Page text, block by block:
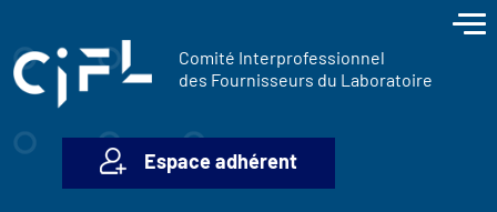
Comité Interprofessionnel
des Fournisseurs du Laboratoire
Espace adhérent